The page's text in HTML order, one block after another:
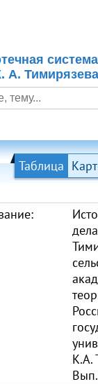
система
А. Тимирязева
Таблица
К.А.